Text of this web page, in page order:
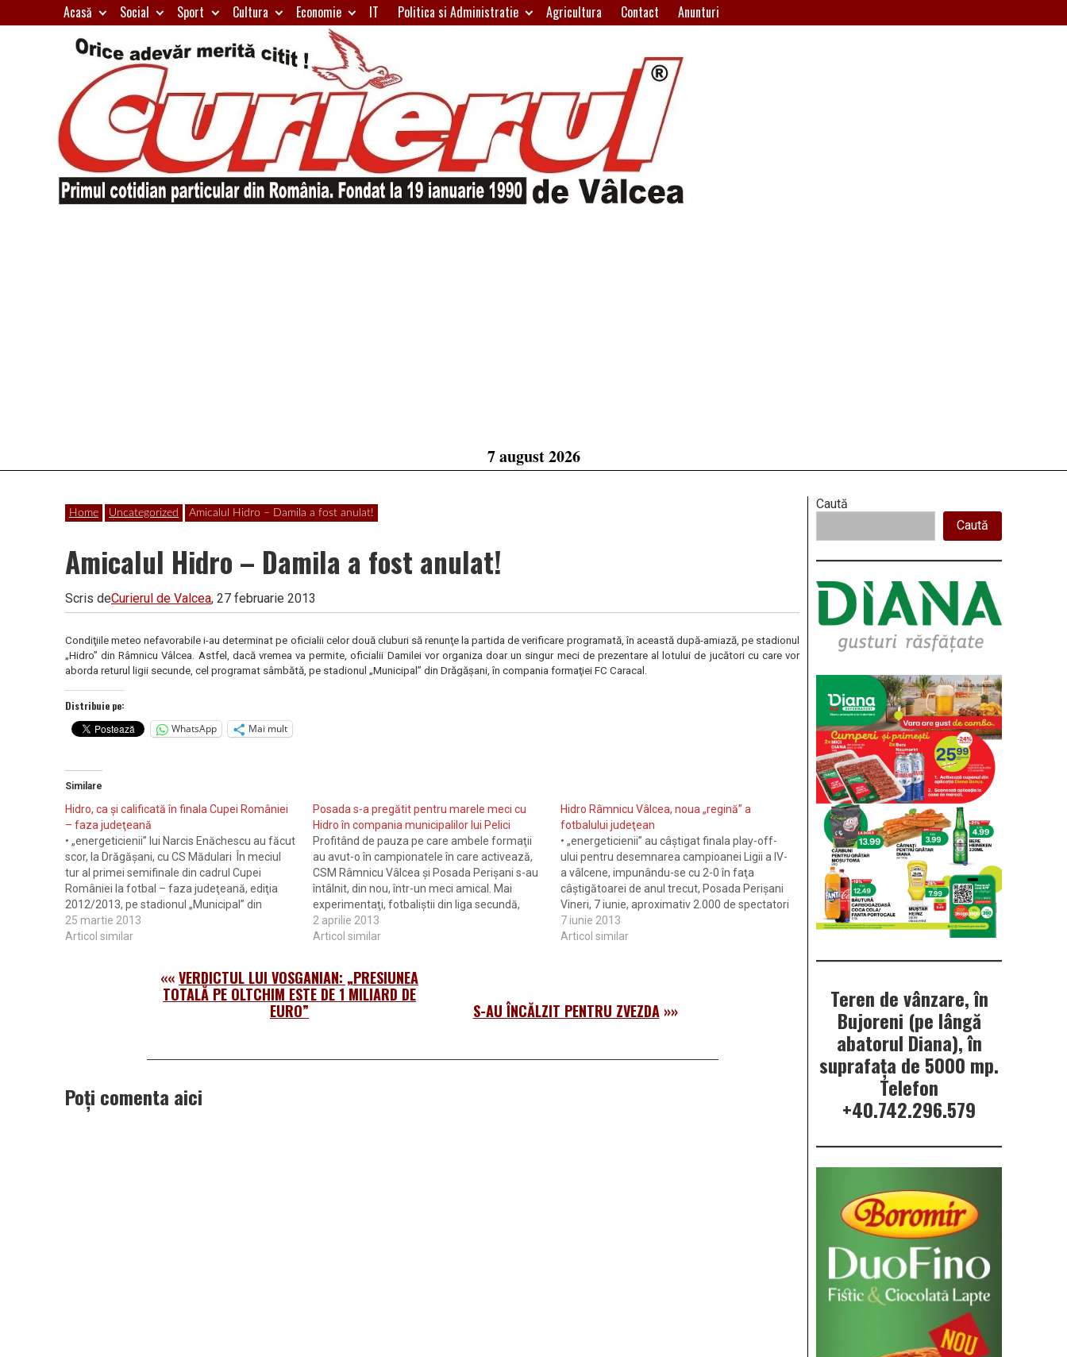
to
Acasă Social Sport Cultura Economie IT Politica si Administratie Agricultura Contact Anunturi
7 august 2026
Home Uncategorized Amicalul Hidro – Damila a fost anulat!
Amicalul Hidro – Damila a fost anulat!
Scris deCurierul de Valcea, 27 februarie 2013
Condiţiile meteo nefavorabile i-au determinat pe oficialii celor două cluburi să renunţe la partida de verificare programată, în această după-amiază, pe stadionul
„Hidro” din Râmnicu Vâlcea. Astfel, dacă vremea va permite, oficialii Damilei vor organiza doar un singur meci de prezentare al lotului de jucători cu care vor
aborda returul ligii secunde, cel programat sâmbătă, pe stadionul „Municipal” din Drăgăşani, în compania formaţiei FC Caracal.
Distribuie pe:
WhatsApp
Mai mult
Similare
Hidro, ca şi calificată în finala Cupei României
– faza judeţeană
• „energeticienii” lui Narcis Enăchescu au făcut
scor, la Drăgăşani, cu CS Mădulari În meciul
tur al primei semifinale din cadrul Cupei
României la fotbal – faza judeţeană, ediţia
2012/2013, pe stadionul „Municipal” din
Drăgăşani s-a disputat partida dintre CS
Mădulari (formaţie considerată gazdă) şi
25 martie 2013
Articol similar
Posada s-a pregătit pentru marele meci cu
Hidro în compania municipalilor lui Pelici
Profitând de pauza pe care ambele formaţii
au avut-o în campionatele în care activează,
CSM Râmnicu Vâlcea şi Posada Perişani s-au
întâlnit, din nou, într-un meci amical. Mai
experimentaţi, fotbaliştii din liga secundă,
pregătiţi de tehnicianul Alexandru Pelici, au
reuşit să îşi dovedească superioritatea în faţa
2 aprilie 2013
Articol similar
Hidro Râmnicu Vâlcea, noua „regină” a
fotbalului judeţean
• „energeticienii” au câştigat finala play-off-
ului pentru desemnarea campioanei Ligii a IV-
a vâlcene, impunându-se cu 2-0 în faţa
câştigătoarei de anul trecut, Posada Perişani
Vineri, 7 iunie, aproximativ 2.000 de spectatori
au asistat în tribunele stadionului „Municipal”
din Râmnicu Vâlcea la cel mai aşteptat meci al
7 iunie 2013
Articol similar
««VERDICTUL LUI VOSGANIAN: „PRESIUNEA
TOTALĂ PE OLTCHIM ESTE DE 1 MILIARD DE
EURO”
S-AU ÎNCĂLZIT PENTRU ZVEZDA»»
Poți comenta aici
Right
Asides
Caută
Caută
Teren de vânzare, în
Bujoreni (pe lângă
abatorul Diana), în
suprafața de 5000 mp.
Telefon
+40.742.296.579